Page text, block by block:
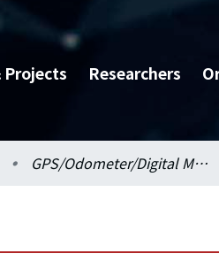
Projects Researchers
GPS/Odometer/Digital Map Integrated Navigation System on a Predefined Route